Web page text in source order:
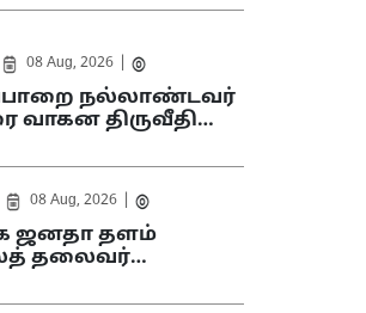
08 Aug, 2026
நல்லாண்டவர்
வாகன திருவீதி…
08 Aug, 2026
ஜனதா தளம்
தலைவர்…